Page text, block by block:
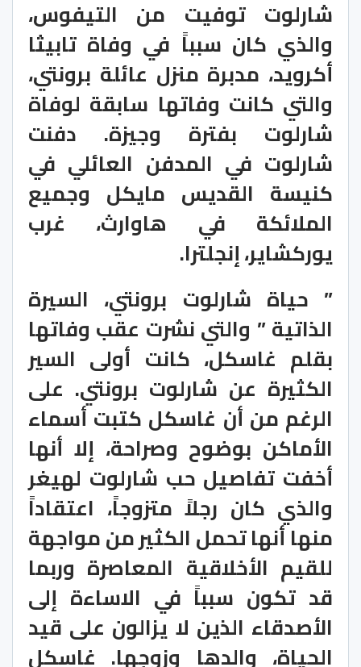
شارلوت توفيت من التيفوس،
والذي كان سبباً في وفاة تابيثا
أكرويد، مدبرة منزل عائلة برونتي،
والتي كانت وفاتها سابقة لوفاة
شارلوت بفترة وجيزة. دفنت
شارلوت في المدفن العائلي في
كنيسة القديس مايكل وجميع
الملائكة في هاوارث، غرب
يوركشاير، إنجلترا.
” حياة شارلوت برونتي، السيرة
الذاتية ” والتي نشرت عقب وفاتها
بقلم غاسكل، كانت أولى السير
الكثيرة عن شارلوت برونتي. على
الرغم من أن غاسكل كتبت أسماء
الأماكن بوضوح وصراحة، إلا أنها
أخفت تفاصيل حب شارلوت لهيغر
والذي كان رجلاً متزوجاً، اعتقاداً
منها أنها تحمل الكثير من مواجهة
للقيم الأخلاقية المعاصرة وربما
قد تكون سبباً في الاساءة إلى
الأصدقاء الذين لا يزالون على قيد
الحياة، والدها وزوجها. غاسكل